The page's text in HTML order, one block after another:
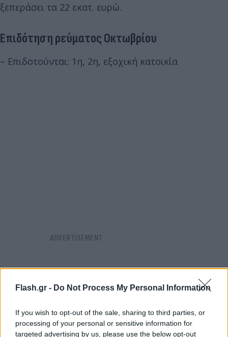
Flash.gr - Do Not Process My Personal Information
If you wish to opt-out of the sale, sharing to third parties, or
processing of your personal or sensitive information for
targeted advertising by us, please use the below opt-out
ξεπεράσει τα 22 εκατ. ευρώ.
Επιδότηση ρεύματος Οκτωβρίου
– Επιδοτούνται: 1η, 2η, εξοχική κατοικία